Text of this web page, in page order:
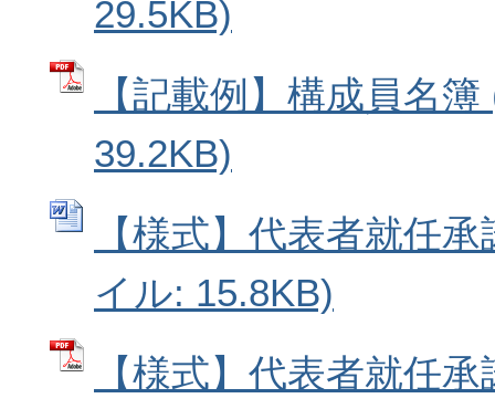
29.5KB)
【記載例】構成員名
39.2KB)
【様式】代表者就任
イル: 15.8KB)
【様式】代表者就任